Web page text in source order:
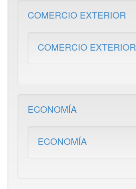
COMERCIO EXTERIOR
COMERCIO EXTERIOR
ECONOMÍA
ECONOMÍA